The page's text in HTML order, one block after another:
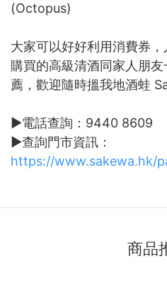
(Octopus)
大家可以好好利用消費券
購買的高級清酒同家人朋
薦，歡迎隨時搵我地酒蛙
►電話查詢：9440 8609
►查詢門市資訊：
https://www.sakewa.hk/
商品